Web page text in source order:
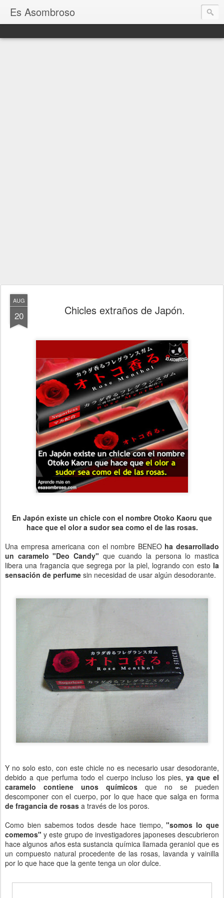
Es Asombroso
AUG
20 Chicles extraños de Japón.
En Japón existe un chicle con el nombre Otoko Kaoru que
hace que el olor a sudor sea como el de las rosas.
Una empresa americana con el nombre BENEO ha desarrollado
un caramelo "Deo Candy" que cuando la persona lo mastica
libera una fragancia que segrega por la piel, logrando con esto la
sensación de perfume sin necesidad de usar algún desodorante.
Y no solo esto, con este chicle no es necesario usar desodorante,
debido a que perfuma todo el cuerpo incluso los pies, ya que el
caramelo contiene unos químicos que no se pueden
descomponer con el cuerpo, por lo que hace que salga en forma
de fragancia de rosas a través de los poros.
Como bien sabemos todos desde hace tiempo,"somos lo que
comemos" y este grupo de investigadores japoneses descubrieron
hace algunos años esta sustancia química llamada geraniol que es
un compuesto natural procedente de las rosas, lavanda y vainilla
por lo que hace que la gente tenga un olor dulce.